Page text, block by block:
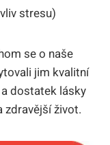
stresu)
se o naše
jim kvalitní
dostatek lásky
zdravější život.